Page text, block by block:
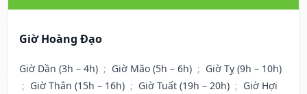
Giờ Hoàng Đạo
Giờ Dần (3h – 4h) ; Giờ Mão (5h – 6h) ; Giờ Tỵ (9h – 10h)
; Giờ Thân (15h – 16h) ; Giờ Tuất (19h – 20h) ; Giờ Hợi